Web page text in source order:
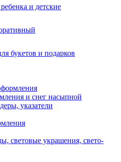
и детские
букетов и подарков
и снег насыпной
указатели
световые украшения, свето-